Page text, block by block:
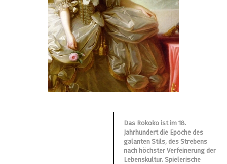
Das Rokoko ist im 18.
Jahrhundert die Epoche des
galanten Stils, des Strebens
nach höchster Verfeinerung der
Lebenskultur. Spielerische